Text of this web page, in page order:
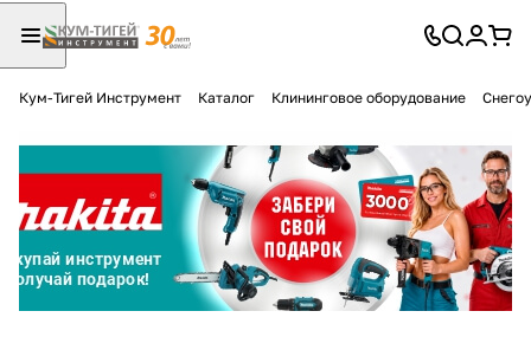
Кум-Тигей Инструмент Каталог Клининговое оборудование
Разбейте
оплатуна части
без переплат